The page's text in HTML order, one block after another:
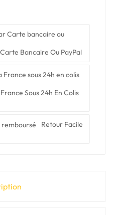
Bancaire Ou PayPal
Sous 24h En Colis
Retour Facile